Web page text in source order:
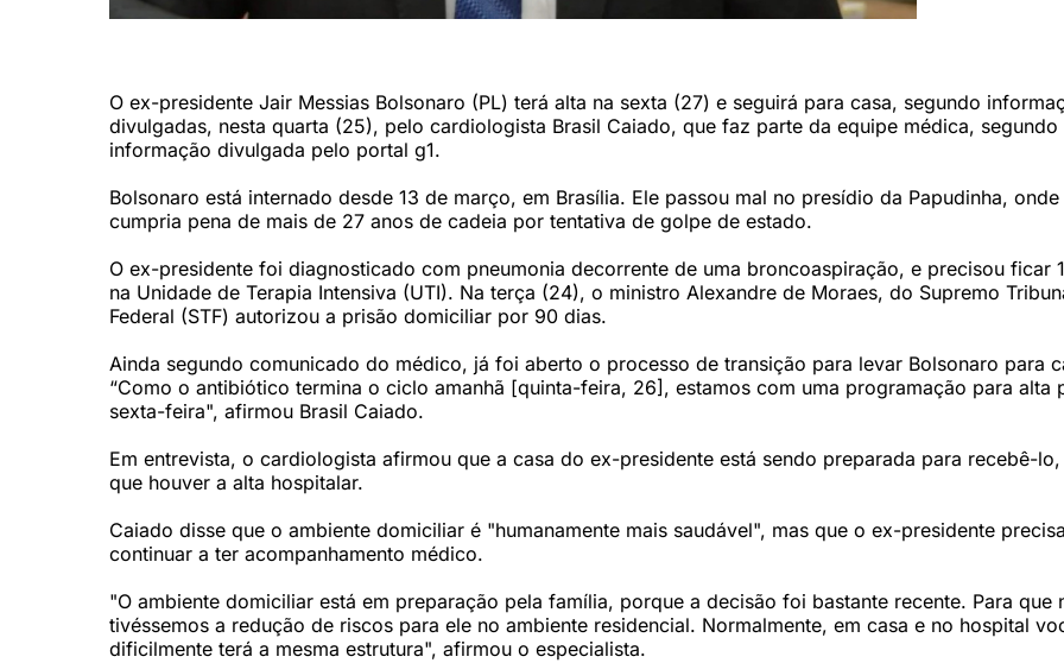
O ex-presidente Jair Messias Bolsonaro (PL) terá alta na sexta (27) e seguirá para casa, segundo
divulgadas, nesta quarta (25), pelo cardiologista Brasil Caiado, que faz parte da equipe médica, segundo
informação divulgada pelo portal g1.
Bolsonaro está internado desde 13 de março, em Brasília. Ele passou mal no presídio da Papudinha, onde
cumpria pena de mais de 27 anos de cadeia por tentativa de golpe de estado.
O ex-presidente foi diagnosticado com pneumonia decorrente de uma broncoaspiração, e precisou ficar
na Unidade de Terapia Intensiva (UTI). Na terça (24), o ministro Alexandre de Moraes, do Supremo
Federal (STF) autorizou a prisão domiciliar por 90 dias.
Ainda segundo comunicado do médico, já foi aberto o processo de transição para levar Bolsonaro para
“Como o antibiótico termina o ciclo amanhã [quinta-feira, 26], estamos com uma programação para alta
sexta-feira", afirmou Brasil Caiado.
Em entrevista, o cardiologista afirmou que a casa do ex-presidente está sendo preparada para recebê-lo,
que houver a alta hospitalar.
Caiado disse que o ambiente domiciliar é "humanamente mais saudável", mas que o ex-presidente precisa
continuar a ter acompanhamento médico.
"O ambiente domiciliar está em preparação pela família, porque a decisão foi bastante recente. Para que
tivéssemos a redução de riscos para ele no ambiente residencial. Normalmente, em casa e no hospital
dificilmente terá a mesma estrutura", afirmou o especialista.